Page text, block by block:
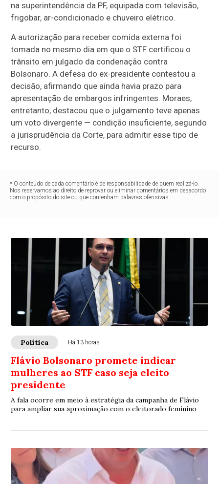
na superintendência da PF, equipada com televisão,
frigobar, ar-condicionado e chuveiro elétrico.
A autorização para receber comida externa foi
tomada no mesmo dia em que o STF certificou o
trânsito em julgado da condenação contra
Bolsonaro. A defesa do ex-presidente contestou a
decisão, afirmando que ainda havia prazo para
apresentação de embargos infringentes. Moraes,
entretanto, destacou que o julgamento teve apenas
um voto divergente — condição insuficiente, segundo
a jurisprudência da Corte, para admitir esse tipo de
recurso.
* O conteúdo de cada comentário é de responsabilidade de quem realizá-lo.
Nos reservamos ao direito de reprovar ou eliminar comentários em desacordo
com o propósito do site ou que contenham palavras ofensivas.
Política Há 13 horas
Flávio Bolsonaro promete indicar
mulheres ao STF caso seja eleito
presidente
A fala ocorre em meio à estratégia da campanha de Flávio
para ampliar sua aproximação com o eleitorado feminino